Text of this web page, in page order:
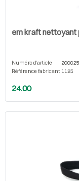
em kraft nettoyant
Numéro d'article
Référence fabricant 1125
24.00